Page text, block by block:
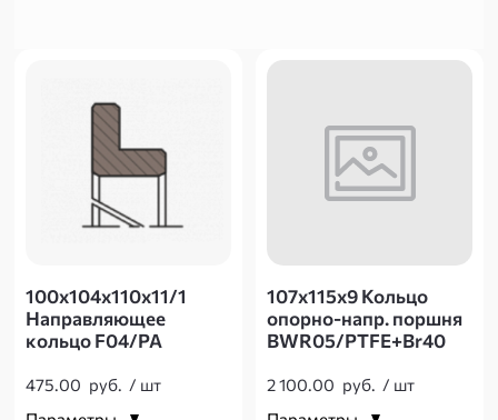
Название - А-Я
100х104х110х11/1
Направляющее
кольцо F04/PA
475.00 руб. / шт
107х115х9 Кольцо
опорно-напр. поршня
BWR05/PTFE+Br40
2 100.00 руб. / шт